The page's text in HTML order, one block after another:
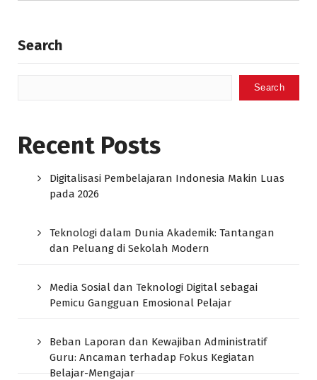
Search
Search
Recent Posts
Digitalisasi Pembelajaran Indonesia Makin Luas
pada 2026
Teknologi dalam Dunia Akademik: Tantangan
dan Peluang di Sekolah Modern
Media Sosial dan Teknologi Digital sebagai
Pemicu Gangguan Emosional Pelajar
Beban Laporan dan Kewajiban Administratif
Guru: Ancaman terhadap Fokus Kegiatan
Belajar-Mengajar